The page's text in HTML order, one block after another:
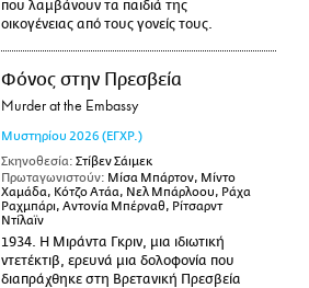
που λαμβάνουν τα παιδιά της
οικογένειας από τους γονείς τους.
Φόνος στην Πρεσβεία
Murder at the Embassy
Μυστηρίου 2026 (ΕΓΧΡ.)
Σκηνοθεσία: Στίβεν Σάιμεκ
Πρωταγωνιστούν: Μίσα Μπάρτον, Μίντο
Χαμάδα, Κότζο Ατάα, Νελ Μπάρλοου, Ράχα
Ραχμπάρι, Αντονία Μπέρναθ, Ρίτσαρντ
Ντίλαϊν
1934. Η Μιράντα Γκριν, μια ιδιωτική
ντετέκτιβ, ερευνά μια δολοφονία που
διαπράχθηκε στη Βρετανική Πρεσβεία